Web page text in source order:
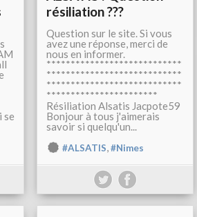
se
résiliation ???
Question sur le site. Si vous
avez une réponse, merci de
nous en informer.
****************************
****************************
****************************
***********************
Résiliation Alsatis Jacpote59
Bonjour à tous j'aimerais
savoir si quelqu'un...
#ALSATIS,#Nimes